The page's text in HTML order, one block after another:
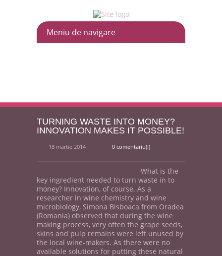
TURNING WASTE INTO MONEY?
INNOVATION MAKES IT POSSIBLE!
18 martie 2014 0 comentariu(i)
What is the
key ingredient needed to turn waste in to
money? Innovation, of course. As a
researcher in wine chemistry and wine
microbiology, Simona Bisboaca from Oradea
(Romania) observed that during the wine
making process, very often the grape seeds,
skins and pulp remains were left unused by
the local wine-makers. As there were no
available solutions for putting these natural